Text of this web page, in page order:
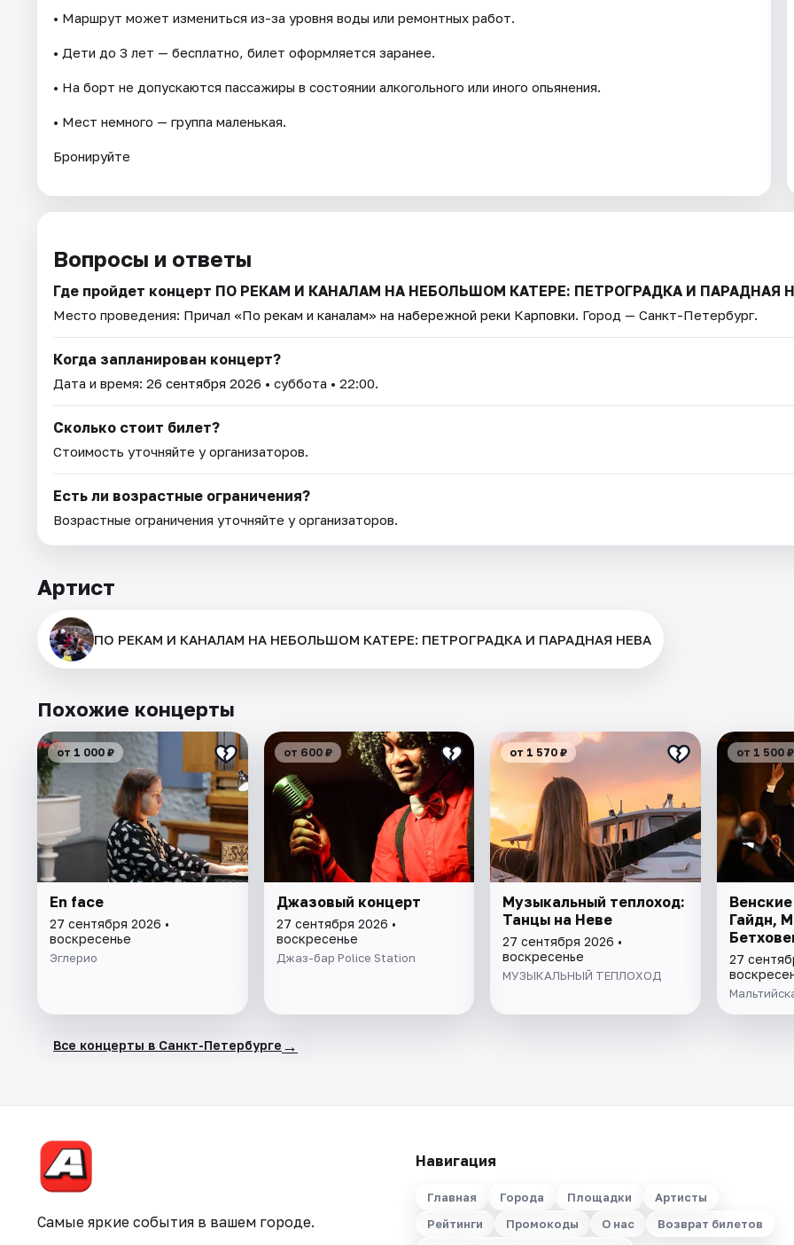
• Маршрут может измениться из-за уровня воды или ремонтных работ.
• Дети до 3 лет — бесплатно, билет оформляется заранее.
• На борт не допускаются пассажиры в состоянии алкогольного или иного опьянения.
• Мест немного — группа маленькая.
Бронируйте
Вопросы и ответы
Где пройдет концерт ПО РЕКАМ И КАНАЛАМ НА НЕБОЛЬШОМ КАТЕРЕ: ПЕТРОГРАДКА И ПАРАДНАЯ
Место проведения: Причал «По рекам и каналам» на набережной реки Карповки. Город — Санкт-Петербург.
Когда запланирован концерт?
Дата и время: 26 сентября 2026 • суббота • 22:00.
Сколько стоит билет?
Стоимость уточняйте у организаторов.
Есть ли возрастные ограничения?
Возрастные ограничения уточняйте у организаторов.
Артист
ПО РЕКАМ И КАНАЛАМ НА НЕБОЛЬШОМ КАТЕРЕ: ПЕТРОГРАДКА И ПАРАДНАЯ НЕВА
Похожие концерты
от 1 000 ₽
En face
27 сентября 2026 •
воскресенье
Эглерио
от 600 ₽
Джазовый концерт
27 сентября 2026 •
воскресенье
Джаз-бар Police Station
от 1 570 ₽
Музыкальный теплоход:
Танцы на Неве
27 сентября 2026 •
воскресенье
МУЗЫКАЛЬНЫЙ ТЕПЛОХОД
от 1 500 ₽
Гайдн,
27
Все концерты в Санкт-Петербурге →
Самые яркие события в вашем городе.
Навигация
Главная Города Площадки
Артисты
Рейтинги
Промокоды О нас
Возврат билетов